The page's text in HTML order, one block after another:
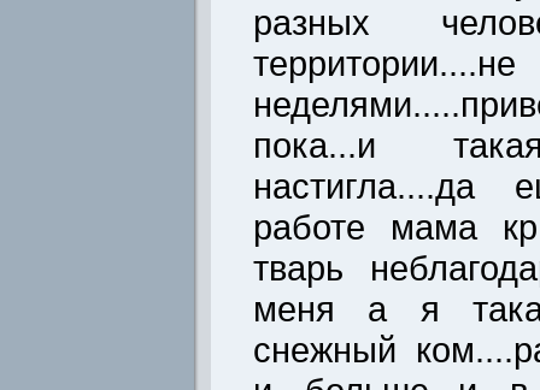
разных
пока...и
работе мама
тварь
меня а я
снежный